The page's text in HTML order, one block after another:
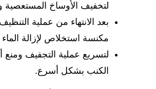
لتخفيف الأوساخ المستعصية
بعد الانتهاء من عملية
مكنسة استخلاص لإزالة
لتسريع عملية التجفيف
الكنب بشكل أسرع.